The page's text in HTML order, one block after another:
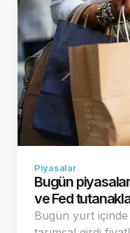
Piyasalar
Bugün
ve Fed
Bugün yurt